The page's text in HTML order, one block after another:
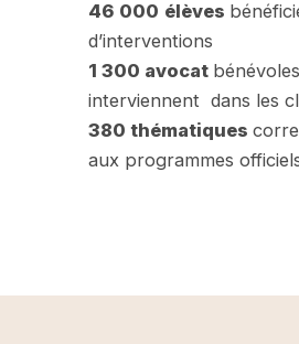
46 000 élèves
d’interventions
1 300 avocat bénévoles
interviennent dans les
380 thématiques
aux programmes